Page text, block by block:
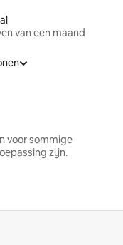
van een maand
voor sommige
zijn.